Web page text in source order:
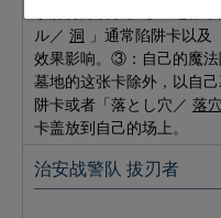
ル／ 洞 」通常陷阱卡以及
效果影响。③：自己的魔
墓地的这张卡除外，以自
阱卡或者「落とし穴／ 落穴
卡盖放到自己的场上。
治安战警队 拔刃者